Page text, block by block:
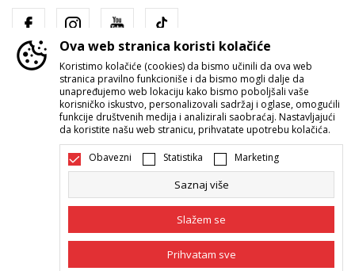
Srbija Promenite
Nastojimo da budemo što precizniji u opisu proizvoda, prikazu slika i
samih cena, ali ne možemo garantovati da su sve informacije kompletne i
Ova web stranica koristi kolačiće
Koristimo kolačiće (cookies) da bismo učinili da ova web
stranica pravilno funkcioniše i da bismo mogli dalje da
unapređujemo web lokaciju kako bismo poboljšali vaše
korisničko iskustvo, personalizovali sadržaj i oglase, omogućili
funkcije društvenih medija i analizirali saobraćaj. Nastavljajući
da koristite našu web stranicu, prihvatate upotrebu kolačića.
Obavezni Statistika Marketing
Saznaj više
Slažem se
Prihvatam sve